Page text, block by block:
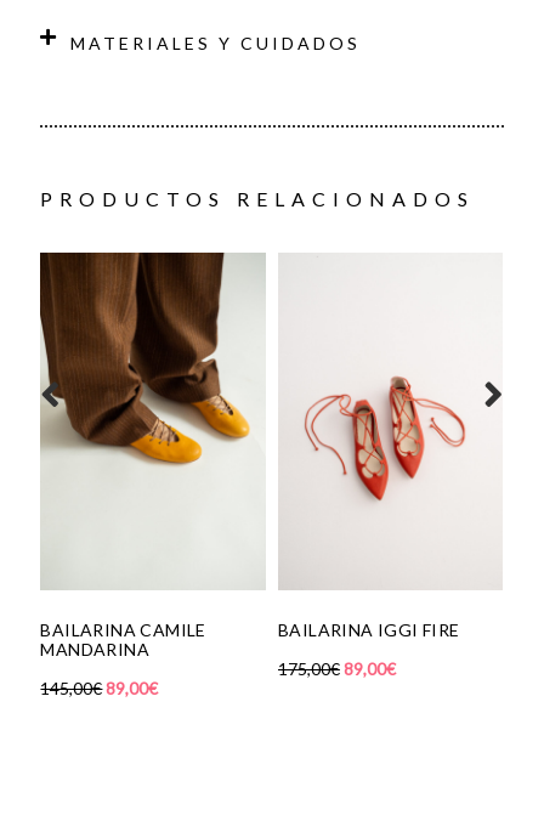
MATERIALES Y CUIDADOS
PRODUCTOS RELACIONADOS
CAMILE
89,00€
BAILARINA IGGI FIRE
89,00€
GAFAS